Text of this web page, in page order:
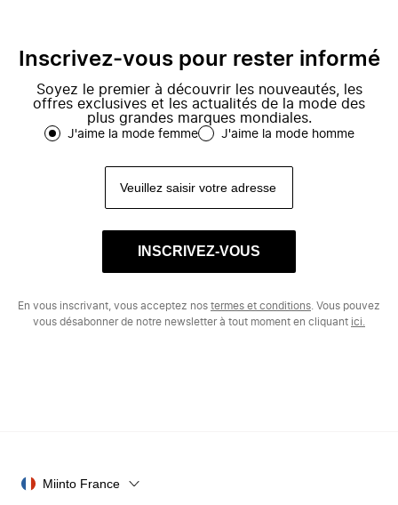
Inscrivez-vous pour rester informé
Soyez le premier à découvrir les nouveautés, les
offres exclusives et les actualités de la mode des
plus grandes marques mondiales.
J'aime la mode femme J'aime la mode homme
INSCRIVEZ-VOUS
En vous inscrivant, vous acceptez nos termes et conditions . Vous pouvez
vous désabonner de notre newsletter à tout moment en cliquant ici.
Miinto France